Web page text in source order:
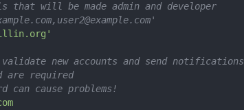
that will be made admin and developer
, user2@example.com'
'
validate new accounts and send notifications
are required
can cause problems!